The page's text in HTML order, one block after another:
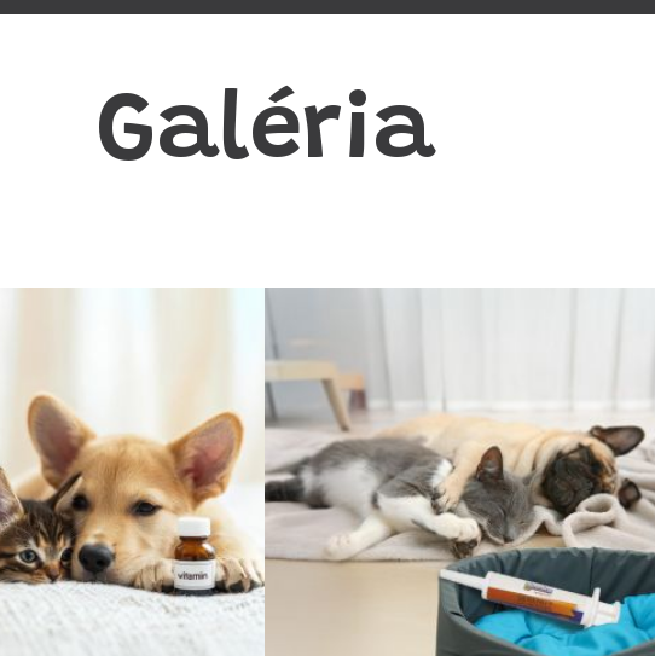
Galéria